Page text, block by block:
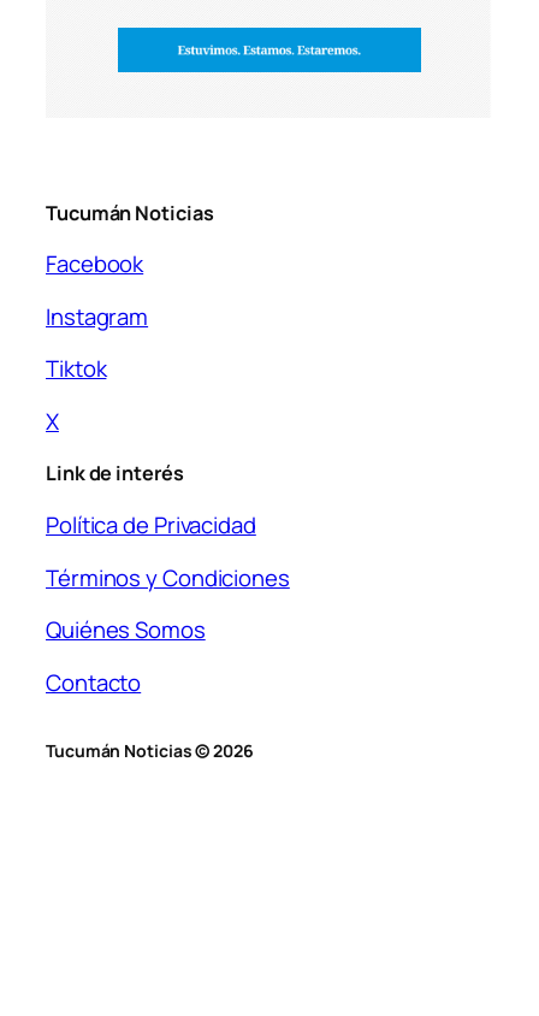
Tucumán Noticias
Facebook
Instagram
Tiktok
X
Link de interés
Política de Privacidad
Términos y Condiciones
Quiénes Somos
Contacto
Tucumán Noticias © 2026